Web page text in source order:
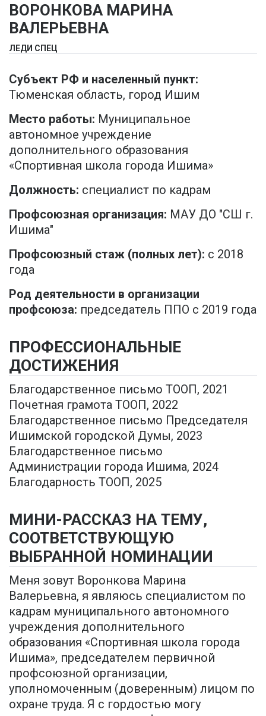
ВОРОНКОВА МАРИНА
ВАЛЕРЬЕВНА
ЛЕДИ СПЕЦ
Субъект РФ и населенный пункт:
Тюменская область, город Ишим
Место работы: Муниципальное
автономное учреждение
дополнительного образования
«Спортивная школа города Ишима»
Должность: специалист по кадрам
Профсоюзная организация: МАУ ДО "СШ г.
Ишима"
Профсоюзный стаж (полных лет): с 2018
года
Род деятельности в организации
профсоюза: председатель ППО с 2019 года
ПРОФЕССИОНАЛЬНЫЕ
ДОСТИЖЕНИЯ
Благодарственное письмо ТООП, 2021
Почетная грамота ТООП, 2022
Благодарственное письмо Председателя
Ишимской городской Думы, 2023
Благодарственное письмо
Администрации города Ишима, 2024
Благодарность ТООП, 2025
МИНИ-РАССКАЗ НА ТЕМУ,
СООТВЕТСТВУЮЩУЮ
ВЫБРАННОЙ НОМИНАЦИИ
Меня зовут Воронкова Марина
Валерьевна, я являюсь специалистом по
кадрам муниципального автономного
учреждения дополнительного
образования «Спортивная школа города
Ишима», председателем первичной
профсоюзной организации,
уполномоченным (доверенным) лицом по
охране труда. Я с гордостью могу